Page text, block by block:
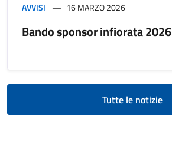
AVVISI 16 MARZO 2026
Bando sponsor infiorata 2026
Tutte le notizie